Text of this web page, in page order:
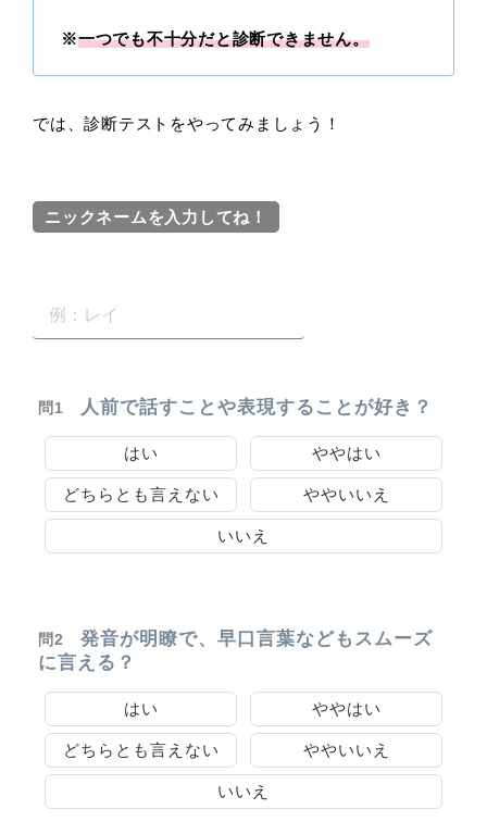
※一つでも不十分だと診断できません。
では、診断テストをやってみましょう！
ニックネームを入力してね！
問1 人前で話すことや表現することが好き？
はい ややはい
どちらとも言えない ややいいえ
いいえ
問2
発音が明瞭で、早口言葉などもスムーズ
に言える？
はい ややはい
どちらとも言えない ややいいえ
いいえ